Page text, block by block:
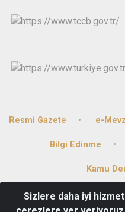
Resmi Gazete e-
Bilgi Edinme
Kamu
Bağlarbaşı Mahallesi
Sizlere daha iyi